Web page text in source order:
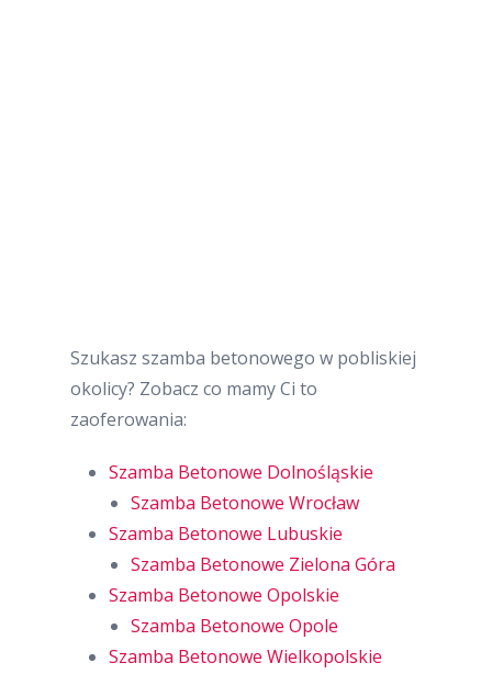
Szukasz szamba betonowego w pobliskiej
okolicy? Zobacz co mamy Ci to
zaoferowania:
Szamba Betonowe Dolnośląskie
Szamba Betonowe Wrocław
Szamba Betonowe Lubuskie
Szamba Betonowe Zielona Góra
Szamba Betonowe Opolskie
Szamba Betonowe Opole
Szamba Betonowe Wielkopolskie